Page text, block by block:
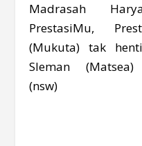
Madrasah
PrestasiMu,
(Mukuta) tak
Sleman (Matsea)
(nsw)